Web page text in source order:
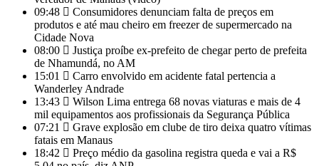
09:48
Consumidores denunciam falta de preços em
produtos e até mau cheiro em freezer de supermercado na
Cidade Nova
08:00
Justiça proíbe ex-prefeito de chegar perto de prefeita
de Nhamundá, no AM
15:01
Carro envolvido em acidente fatal pertencia a
Wanderley Andrade
13:43
Wilson Lima entrega 68 novas viaturas e mais de 4
mil equipamentos aos profissionais da Segurança Pública
07:21
Grave explosão em clube de tiro deixa quatro vítimas
fatais em Manaus
18:42
Preço médio da gasolina registra queda e vai a R$